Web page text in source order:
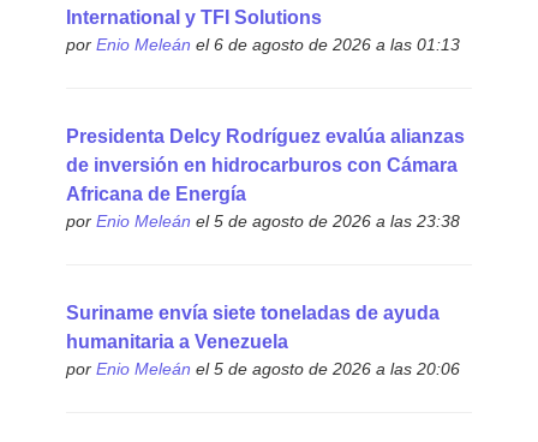
International y TFI Solutions
por Enio Meleán el 6 de agosto de 2026 a las 01:13
Presidenta Delcy Rodríguez evalúa alianzas
de inversión en hidrocarburos con Cámara
Africana de Energía
por Enio Meleán el 5 de agosto de 2026 a las 23:38
Suriname envía siete toneladas de ayuda
humanitaria a Venezuela
por Enio Meleán el 5 de agosto de 2026 a las 20:06